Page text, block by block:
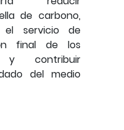
de carbono,
servicio de
final de los
y contribuir
del medio